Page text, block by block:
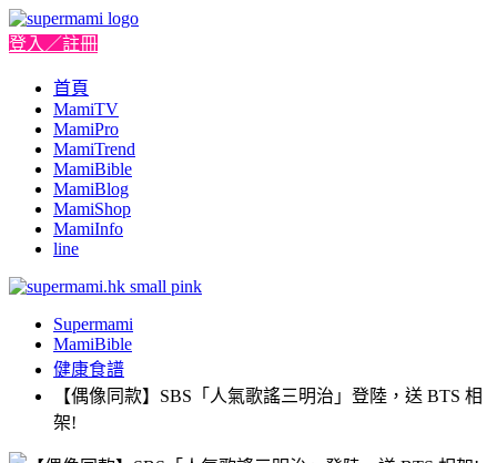
登入／註冊
首頁
MamiTV
MamiPro
MamiTrend
MamiBible
MamiBlog
MamiShop
MamiInfo
line
Supermami
MamiBible
健康食譜
【偶像同款】SBS「人氣歌謠三明治」登陸，送 BTS 相
架!